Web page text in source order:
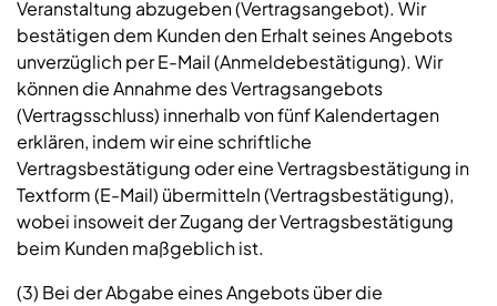
Veranstaltung abzugeben (Vertragsangebot). Wir
bestätigen dem Kunden den Erhalt seines Angebots
unverzüglich per E-Mail (Anmeldebestätigung). Wir
können die Annahme des Vertragsangebots
(Vertragsschluss) innerhalb von fünf Kalendertagen
erklären, indem wir eine schriftliche
Vertragsbestätigung oder eine Vertragsbestätigung in
Textform (E-Mail) übermitteln (Vertragsbestätigung),
wobei insoweit der Zugang der Vertragsbestätigung
beim Kunden maßgeblich ist.
(3) Bei der Abgabe eines Angebots über die